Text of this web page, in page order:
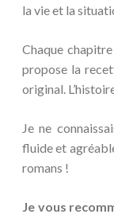
la vie et la
Chaque
propose la
original.
Je ne
fluide et
romans !
Je vous